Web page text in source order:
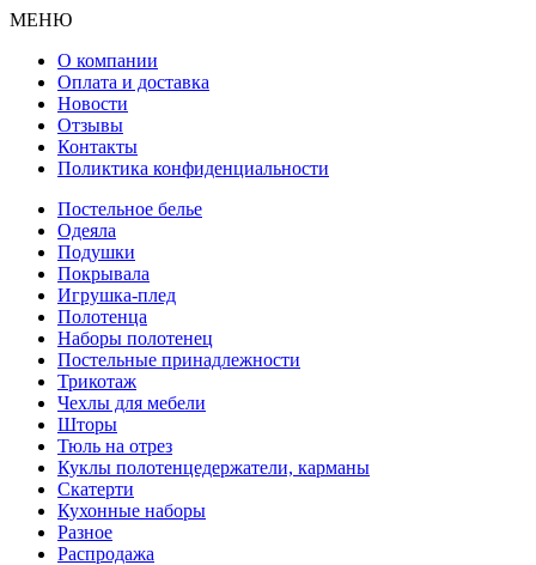
МЕНЮ
О компании
Оплата и доставка
Новости
Отзывы
Контакты
Поликтика конфиденциальности
Постельное белье
Одеяла
Подушки
Покрывала
Игрушка-плед
Полотенца
Наборы полотенец
Постельные принадлежности
Трикотаж
Чехлы для мебели
Шторы
Тюль на отрез
Куклы полотенцедержатели, карманы
Скатерти
Кухонные наборы
Разное
Распродажа